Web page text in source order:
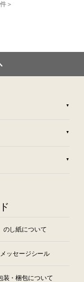
＞
のし紙について
メッセージシール
装・梱包について